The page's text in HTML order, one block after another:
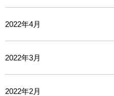
2022年4月
2022年3月
2022年2月